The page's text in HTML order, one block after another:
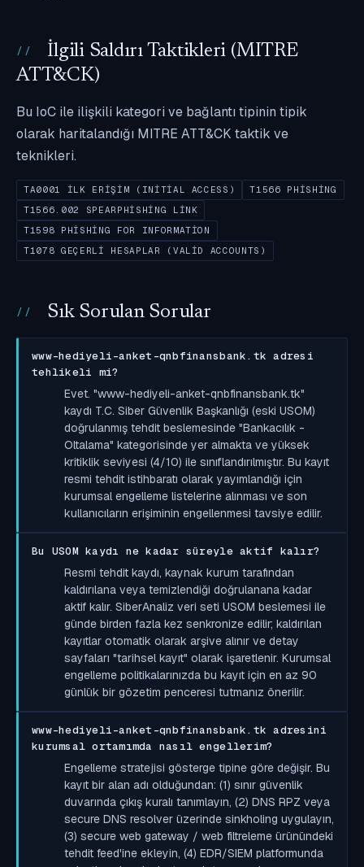
İlgili Saldırı Taktikleri (MITRE
ATT&CK)
Bu IoC ile ilişkili kategori ve bağlantı tipinin tipik
olarak haritalandığı MITRE ATT&CK taktik ve
teknikleri.
TA0001 İLK ERIŞIM (INITIAL ACCESS)
T1566 PHISHING
T1566.002 SPEARPHISHING LINK
T1598 PHISHING FOR INFORMATION
T1078 GEÇERLI HESAPLAR (VALID ACCOUNTS)
Sık Sorulan Sorular
www-hediyeli-anket-qnbfinansbank.tk adresi
tehlikeli mi?
Evet. "www-hediyeli-anket-qnbfinansbank.tk"
kaydı T.C. Siber Güvenlik Başkanlığı (eski USOM)
doğrulanmış tehdit beslemesinde "Bankacılık -
Oltalama" kategorisinde yer almakta ve yüksek
kritiklik seviyesi (4/10) ile sınıflandırılmıştır. Bu kayıt
resmi tehdit istihbaratı olarak yayımlandığı için
kurumsal engelleme listelerine alınması ve son
kullanıcıların erişiminin engellenmesi tavsiye edilir.
Bu USOM kaydı ne kadar süreyle aktif kalır?
Resmi tehdit kaydı, kaynak kurum tarafından
kaldırılana veya temizlendiği doğrulanana kadar
aktif kalır. SiberAnaliz veri seti USOM beslemesi ile
günde birden fazla kez senkronize edilir; kaldırılan
kayıtlar otomatik olarak arşive alınır ve detay
sayfaları "tarihsel kayıt" olarak işaretlenir. Kurumsal
engelleme politikalarınızda bu kayıt için en az 90
günlük bir gözetim penceresi tutmanız önerilir.
www-hediyeli-anket-qnbfinansbank.tk adresini
kurumsal ortamımda nasıl engellerim?
Engelleme stratejisi gösterge tipine göre değişir. Bu
kayıt bir alan adı olduğundan: (1) sınır güvenlik
duvarında çıkış kuralı tanımlayın, (2) DNS RPZ veya
secure DNS resolver üzerinde sinkholing uygulayın,
(3) secure web gateway / web filtreleme ürünündeki
tehdit feed'ine ekleyin, (4) EDR/SIEM platformunda